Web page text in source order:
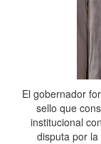
El gobernador
sello que
institucional
disputa por